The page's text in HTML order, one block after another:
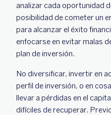
analizar cada oportunidad
posibilidad de cometer un
para alcanzar el éxito
enfocarse en evitar malas
plan de inversión.
No diversificar, invertir en
perfil de inversión, o en
llevar a pérdidas en el
difíciles de recuperar.